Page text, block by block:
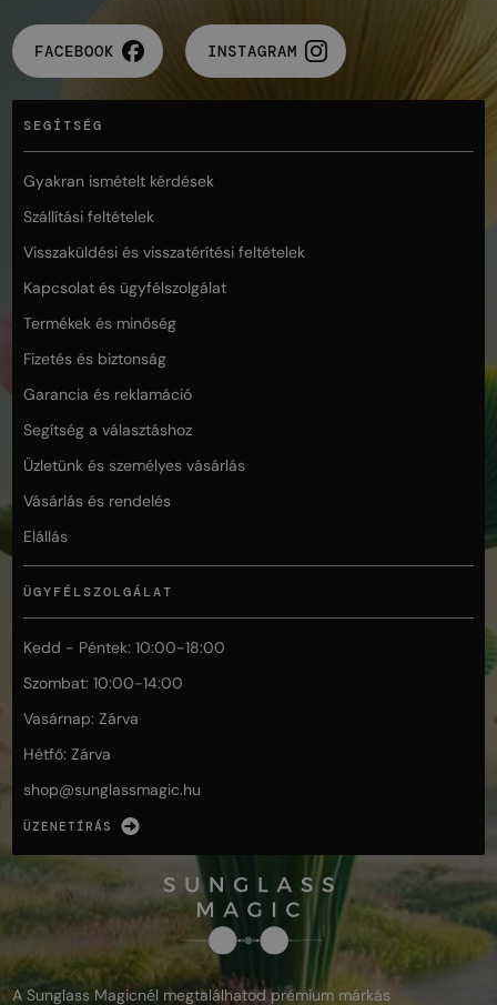
FACEBOOK INSTAGRAM
SEGÍTSÉG
Gyakran ismételt kérdések
Szállítási feltételek
Visszaküldési és visszatérítési feltételek
Kapcsolat és ügyfélszolgálat
Termékek és minőség
Fizetés és biztonság
Garancia és reklamáció
Segítség a választáshoz
Üzletünk és személyes vásárlás
Vásárlás és rendelés
Elállás
ÜGYFÉLSZOLGÁLAT
Kedd - Péntek: 10:00-18:00
Szombat: 10:00-14:00
Vasárnap: Zárva
Hétfő: Zárva
shop@sunglassmagic.hu
ÜZENETÍRÁS
A Sunglass Magicnél megtalálhatod prémium márkás